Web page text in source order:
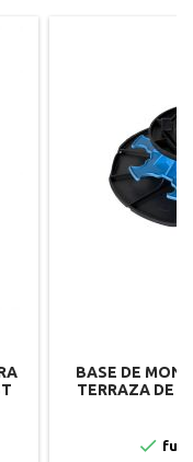
BASE DE
TERRAZA DE
